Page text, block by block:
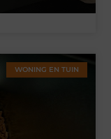
WONING EN TUIN